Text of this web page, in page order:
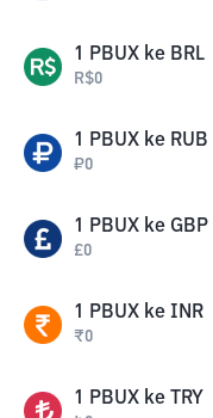
1 PBUX ke BRL
R$0
1 PBUX ke RUB
₽0
1 PBUX ke GBP
£0
1 PBUX ke INR
₹0
1 PBUX ke TRY